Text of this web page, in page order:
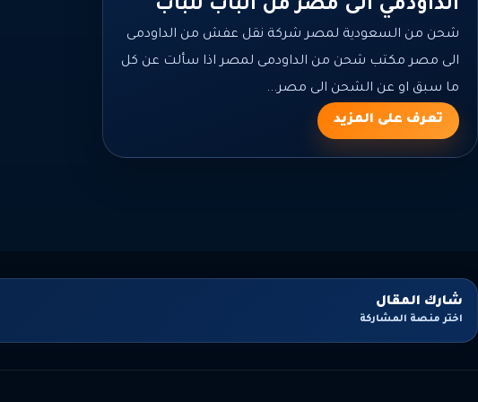
الداودمي الى مصر من الباب للباب
شحن من السعودية لمصر شركة نقل عفش من الداودمى
الى مصر مكتب شحن من الداودمى لمصر اذا سألت عن كل
ما سبق او عن الشحن الى مصر...
تعرف على المزيد
شارك المقال
اختر منصة المشاركة